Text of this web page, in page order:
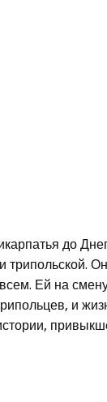
до
трипольской.
Ей на
и